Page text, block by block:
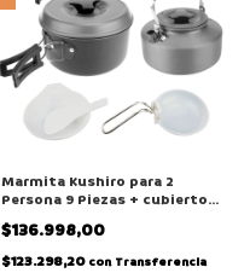
Marmita Kushiro para 2
Persona 9 Piezas + cubiertos
- FMCS-M2P9 - MHCU7U
$136.998,00
$123.298,20 con Transferencia